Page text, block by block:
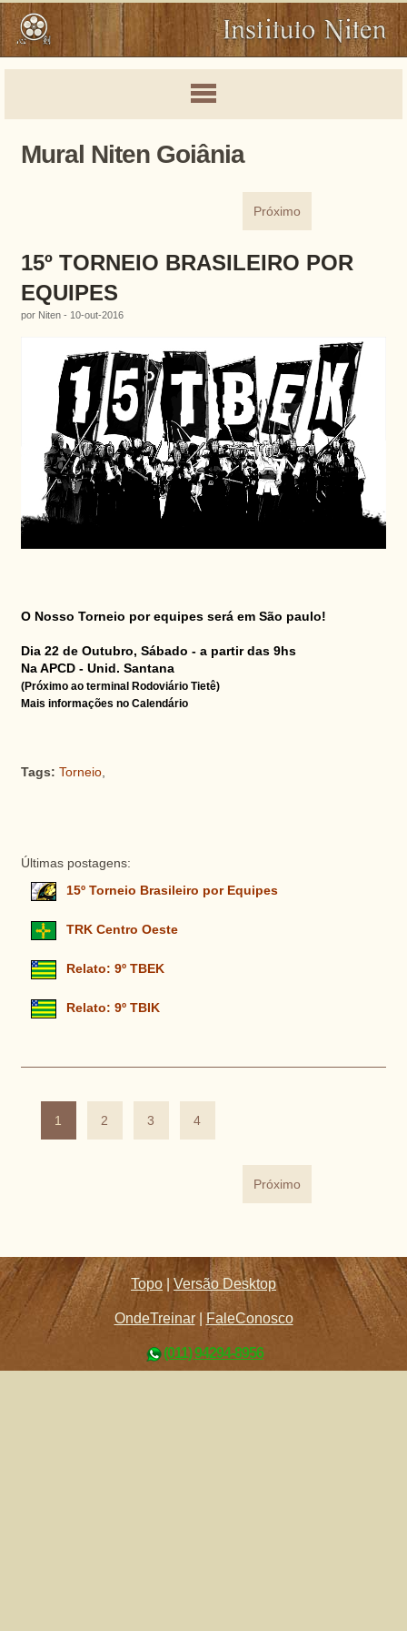
Mural Niten Goiânia
Próximo
15º TORNEIO BRASILEIRO POR
EQUIPES
por Niten - 10-out-2016
O Nosso Torneio por equipes será em São paulo!
Dia 22 de Outubro, Sábado - a partir das 9hs
Na APCD - Unid. Santana
(Próximo ao terminal Rodoviário Tietê)
Mais informações no Calendário
Tags: Torneio,
Últimas postagens:
15º Torneio Brasileiro por Equipes
TRK Centro Oeste
Relato: 9º TBEK
Relato: 9º TBIK
1 2 3 4
Próximo
Topo |Versão Desktop
OndeTreinar| FaleConosco
(011) 94294-8956